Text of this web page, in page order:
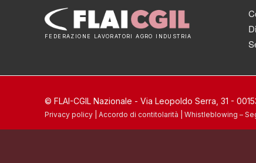
FEDERAZIONE LAVORATORI AGRO INDUSTRIA
© FLAI-CGIL Nazionale - Via Leopoldo Serra, 31 -
Privacy policy Accordo di contitolarità Whistleblowing –